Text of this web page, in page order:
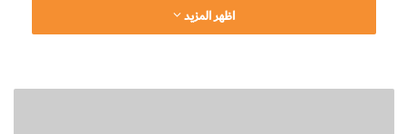
جائحة كوفيد-19 التي أخذت تداعياتها تؤثر في جميع مجالات
الحياة، وتدفع الدول والشركات إلى تغيير خططها واستراتيجياتها،
خلال الأشهر المقبلة.
اظهر المزيد